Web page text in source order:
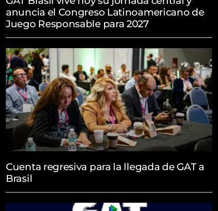
anuncia el Congreso Latinoamericano de
Juego Responsable para 2027
Cuenta regresiva para la llegada de GAT a
Brasil